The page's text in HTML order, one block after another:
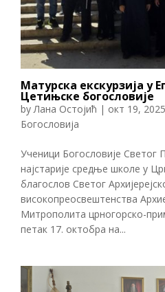
Матурска екскурзија у
Цетињске богословије
by Лана Остојић | окт 19,
Богословија
Ученици Богословије Светог
најстарије средње школе у
благослов Светог
високопреосвештенства
Митрополита црногорско-
петак 17. октобра на...